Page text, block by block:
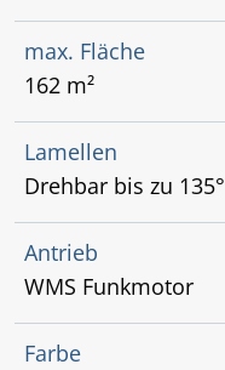
max. Fläche
162 m²
Lamellen
Drehbar bis zu 135°
Antrieb
WMS Funkmotor
Farbe